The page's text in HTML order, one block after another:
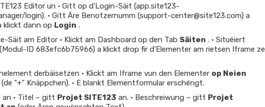
Editor un • Gitt op d'Login-Säit (app.site123-
login). • Gitt Äre Benotzernumm (support-center@site123.com) a
klickt dann op Login .
Säit am Editor • Klickt am Dashboard op den Tab Säiten . • Situéiert
ID 683efc6b75966) a klickt drop fir d'Elementer am rietsen Iframe ze
derbäisetzen • Klickt am Iframe vun den Elementer op Neien
(de "+" Knäppchen). • E blankt Elementformular erschéngt.
• Titel – gitt Projet SITE123 an. • Beschreiwung – gitt Projet